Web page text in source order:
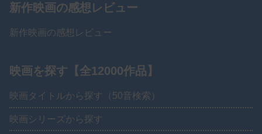
新作映画の感想レビュー
新作映画の感想レビュー
映画を探す【全12000作品】
映画タイトルから探す（50音検索）
映画シリーズから探す